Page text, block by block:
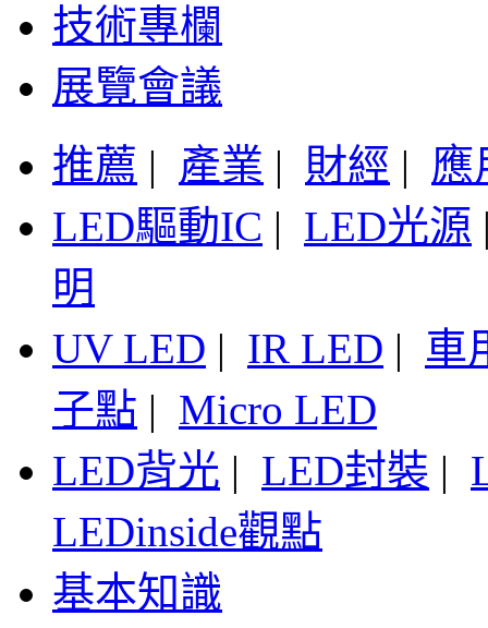
技術專欄
展覽會議
推薦 | 產業 | 財經 | 應
LED驅動IC | LED光源
明
UV LED | IR LED | 車
子點 | Micro LED
LED背光 | LED封裝 |
LEDinside觀點
基本知識